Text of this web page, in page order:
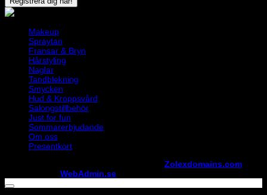
Makeup
Spraytan
Fransar & Bryn
Hårstyling
Naglar
Tandblekning
Smycken
Hud & Kroppsvård
Salongstillbehör
Just for fun
Sommarerbjudande
Om oss
Presentkort
Zolexdomains.com
WebAdmin.se